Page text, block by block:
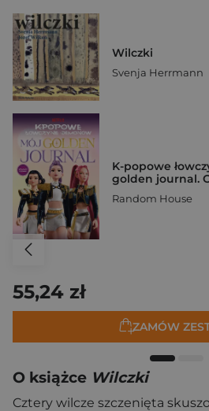
Wilczki
Svenja Herrmann
K-popowe
golden journal.
Random House
55,24 zł
ZAMÓW
O książce Wilczki
Cztery wilcze szczenięta